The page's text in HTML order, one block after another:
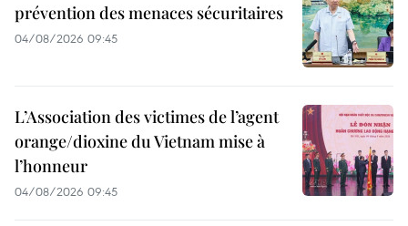
prévention des menaces sécuritaires
04/08/2026 09:45
L’Association des victimes de l’agent
orange/dioxine du Vietnam mise à
l’honneur
04/08/2026 09:45